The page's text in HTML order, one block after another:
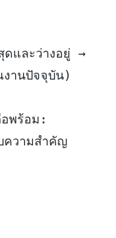
ดและว่างอยู่ →
านปัจจุบัน)
อพร้อม:
ความสำคัญ